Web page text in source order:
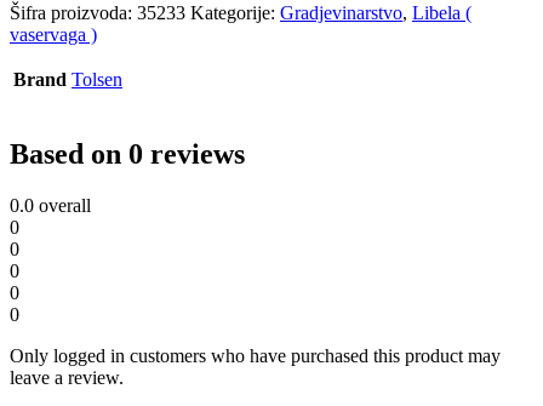
Šifra proizvoda: 35233 Kategorije: Gradjevinarstvo, Libela (
vaservaga )
Brand Tolsen
Based on 0 reviews
0.0 overall
0
0
0
0
0
Only logged in customers who have purchased this product may
leave a review.